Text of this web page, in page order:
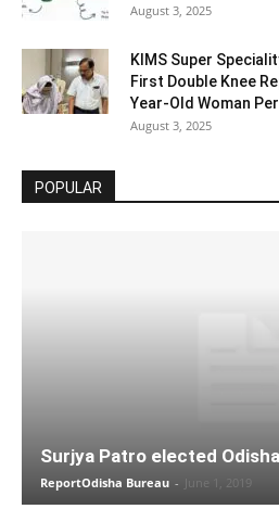
August 3, 2025
KIMS Super
First Double Knee
Year-Old Woman
August 3, 2025
POPULAR
Surjya Patro elected
ReportOdisha Bureau - June 1, 2019